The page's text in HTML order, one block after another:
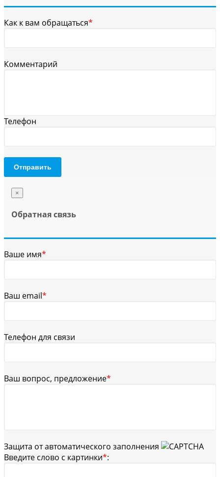
Как к вам обращаться*
Комментарий
Телефон
Отправить
×
Обратная связь
Ваше имя*
Ваш email*
Телефон для связи
Ваш вопрос, предложение*
Защита от автоматического заполнения
Введите слово с картинки*: